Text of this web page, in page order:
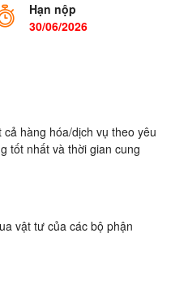
Hạn nộp
30/06/2026
hàng hóa/dịch vụ theo yêu
tốt nhất và thời gian cung
vật tư của các bộ phận